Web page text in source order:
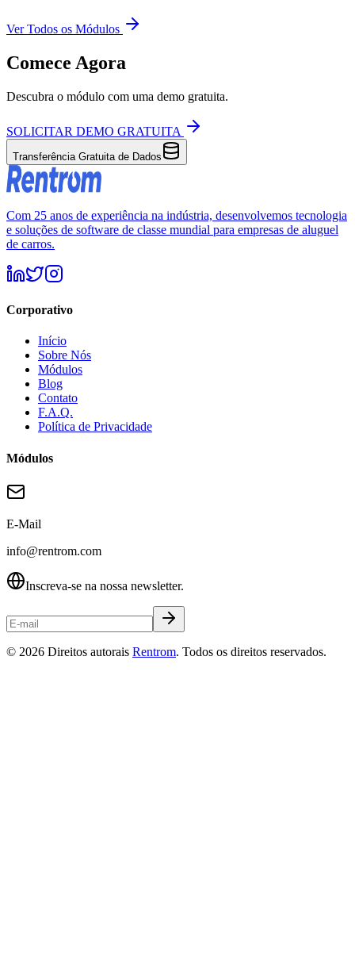
Ver Todos os Módulos
Comece Agora
Descubra o módulo com uma demo gratuita.
SOLICITAR DEMO GRATUITA
Transferência Gratuita de Dados
Com 25 anos de experiência na indústria, desenvolvemos tecnologia
e soluções de software de classe mundial para empresas de aluguel
de carros.
Corporativo
Início
Sobre Nós
Módulos
Blog
Contato
F.A.Q.
Política de Privacidade
Módulos
E-Mail
info@rentrom.com
Inscreva-se na nossa newsletter.
© 2026 Direitos autorais Rentrom. Todos os direitos reservados.